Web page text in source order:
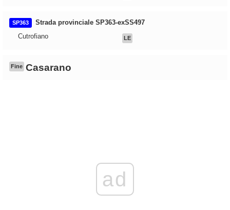
SP363
Strada provinciale SP363-exSS497
Cutrofiano
LE
Fine Casarano
ad